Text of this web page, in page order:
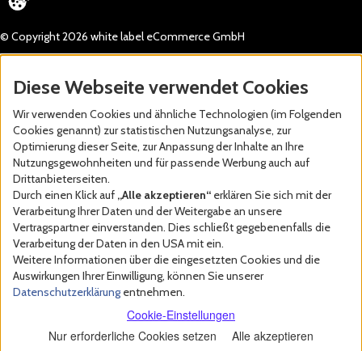
© Copyright 2026 white label eCommerce GmbH
Diese Webseite verwendet Cookies
Wir verwenden Cookies und ähnliche Technologien (im Folgenden
Cookies genannt) zur statistischen Nutzungsanalyse, zur
Optimierung dieser Seite, zur Anpassung der Inhalte an Ihre
Nutzungsgewohnheiten und für passende Werbung auch auf
Drittanbieterseiten.
Durch einen Klick auf „Alle akzeptieren“ erklären Sie sich mit der
Verarbeitung Ihrer Daten und der Weitergabe an unsere
Vertragspartner einverstanden. Dies schließt gegebenenfalls die
Verarbeitung der Daten in den USA mit ein.
Weitere Informationen über die eingesetzten Cookies und die
Auswirkungen Ihrer Einwilligung, können Sie unserer
Datenschutzerklärung entnehmen.
Cookie-Einstellungen
Nur erforderliche Cookies setzen
Alle akzeptieren